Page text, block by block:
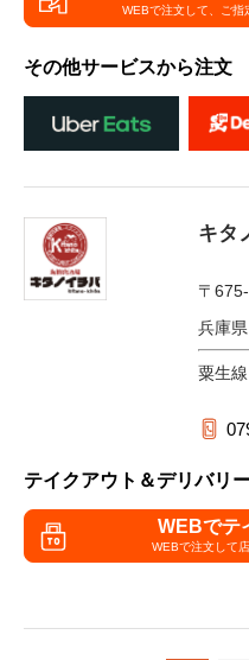
WEBで注文して、 ご指
その他サービスから注文
キタ
〒
兵庫
粟生
テイクアウト＆デリバリ
WEBでテ
WEBで注文して